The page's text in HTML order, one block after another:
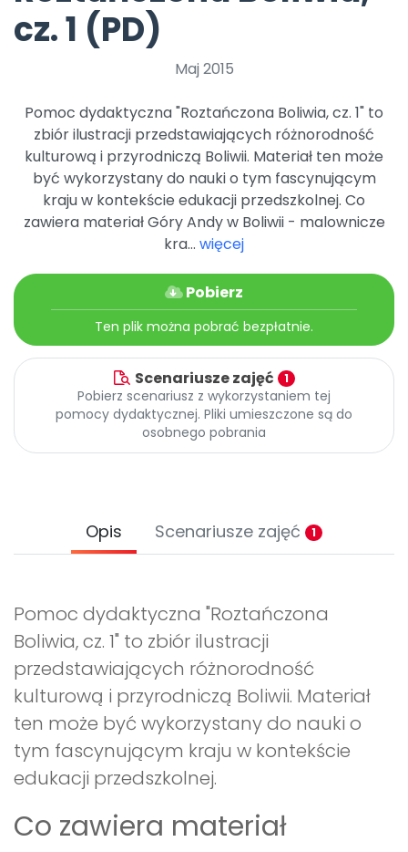
Pomoc
Promocje
cz. 1 (PD)
Maj 2015
Pomoc dydaktyczna "Roztańczona Boliwia, cz. 1" to
zbiór ilustracji przedstawiających różnorodność
kulturową i przyrodniczą Boliwii. Materiał ten może
być wykorzystany do nauki o tym fascynującym
kraju w kontekście edukacji przedszkolnej. Co
zawiera materiał Góry Andy w Boliwii - malownicze
kra... więcej
Pobierz
Ten plik można pobrać bezpłatnie.
Scenariusze zajęć 1
Pobierz scenariusz z wykorzystaniem tej
pomocy dydaktycznej. Pliki umieszczone są do
osobnego pobrania
Opis Scenariusze zajęć 1
Pomoc dydaktyczna "Roztańczona
Boliwia, cz. 1" to zbiór ilustracji
przedstawiających różnorodność
kulturową i przyrodniczą Boliwii. Materiał
ten może być wykorzystany do nauki o
tym fascynującym kraju w kontekście
edukacji przedszkolnej.
Co zawiera materiał